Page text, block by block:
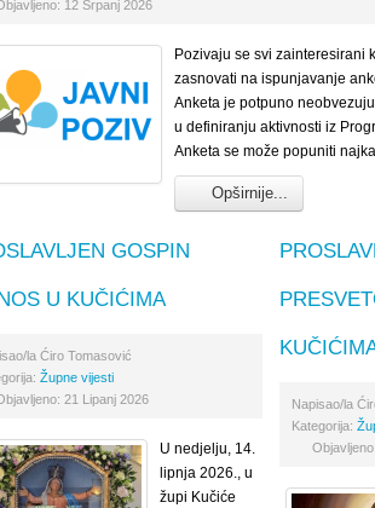
12 Srpanj 2026
Pozivaju se svi zainteresirani
zasnovati na ispunjavanje
Anketa je potpuno
u definiranju aktivnosti iz
Anketa se može popuniti
Opširnije...
GOSPIN
U KUČIĆIMA
la Ćiro Tomasović
Župne vijesti
21 Lipanj 2026
U nedjelju, 14.
lipnja 2026., u
župi Kučiće
Napisao/la
Kategorija: